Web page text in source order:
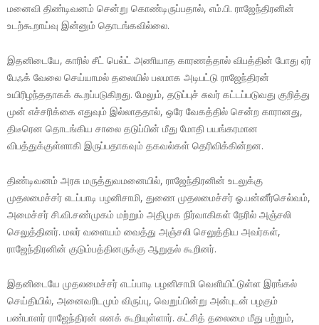
மனைவி திண்டிவனம் சென்று கொண்டிருப்பதால், எம்.பி. ராஜேந்திரனின்
உடற்கூறாய்வு இன்னும் தொடங்கவில்லை.
இதனிடையே, காரில் சீட் பெல்ட் அணியாத காரணத்தால் விபத்தின் போது ஏர்
பேஃக் வேலை செய்யாமல் தலையில் பலமாக அடிபட்டு ராஜேந்திரன்
உயிரிழந்ததாகக் கூறப்படுகிறது. மேலும், தடுப்புச் சுவர் கட்டப்படுவது குறித்து
முன் எச்சரிக்கை எதுவும் இல்லாததால், ஒரே வேகத்தில் சென்ற காரானது,
திடீரென தொடங்கிய சாலை தடுப்பின் மீது மோதி பயங்கரமான
விபத்துக்குள்ளாகி இருப்பதாகவும் தகவல்கள் தெரிவிக்கின்றன.
திண்டிவனம் அரசு மருத்துவமனையில், ராஜேந்திரனின் உடலுக்கு
முதலமைச்சர் எடப்பாடி பழனிசாமி, துணை முதலமைச்சர் ஓ.பன்னீர்செல்வம்,
அமைச்சர் சி.வி.சண்முகம் மற்றும் அதிமுக நிர்வாகிகள் நேரில் அஞ்சலி
செலுத்தினர். மலர் வளையம் வைத்து அஞ்சலி செலுத்திய அவர்கள்,
ராஜேந்திரனின் குடும்பத்தினருக்கு ஆறுதல் கூறினர்.
இதனிடையே முதலமைச்சர் எடப்பாடி பழனிசாமி வெளியிட்டுள்ள இரங்கல்
செய்தியில், அனைவரிடமும் விருப்பு, வெறுப்பின்று அன்புடன் பழகும்
பண்பாளர் ராஜேந்திரன் எனக் கூறியுள்ளார். கட்சித் தலைமை மீது பற்றும்,